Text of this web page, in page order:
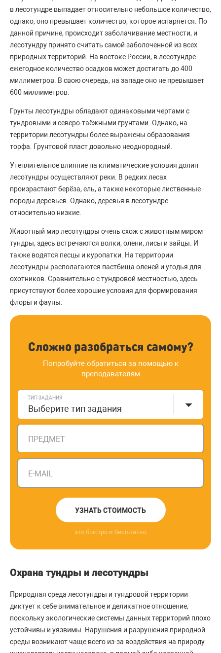
в лесотундре выпадает относительно небольшое количество,
однако, оно превышает количество, которое испаряется. По
данной причине, происходит заболачивание местности, и
лесотундру принято считать самой заболоченной из всех
природных территорий. На востоке России, в лесотундре
ежегодное количество осадков может достигать до 400
миллиметров. В свою очередь, на западе оно не превышает
600 миллиметров.
Грунты лесотундры обладают одинаковыми чертами с
тундровыми и северо-таёжными грунтами. Однако, на
территории лесотундры более выражены образования
торфа. Грунтовой пласт довольно неоднородный.
Утеплительное влияние на климатические условия долин
лесотундры осуществляют реки. В редких лесах
произрастают берёза, ель, а также некоторые лиственные
породы деревьев. Однако, деревья в лесотундре
относительно низкие.
Животный мир лесотундры очень схож с животным миром
тундры, здесь встречаются волки, олени, лисы и зайцы. И
также водятся песцы и куропатки. На территории
лесотундры располагаются пастбища оленей и угодья для
охотников. Сравнительно с тундровой местностью, здесь
присутствуют более хорошие условия для формирования
флоры и фауны.
Сложно разобраться самому?
Попробуйте обратиться за помощью к
преподавателям
ТИП ЗАДАНИЯ
Выберите тип задания
ПРЕДМЕТ
E-MAIL
УЗНАТЬ СТОИМОСТЬ
это быстро и бесплатно
Охрана тундры и лесотундры
Природная среда лесотундры и тундровой территории
диктует к себе внимательное и деликатное отношение,
поскольку экологические системы данных территорий плохо
устойчивы и уязвимы. Нарушения и разрушения природной
среды возникают чаще всего из-за воздействия на природу